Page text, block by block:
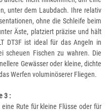
unter dem Laubdach. Ihre relativ
ohne die Schleife beim
Äste, platziert präzise und hält
DT3F ist ideal für das Angeln in
scheuen Fischen zu wahren. Die
Gewässer oder kleine, dichte
Werfen voluminöserer Fliegen.
3 :
eine Rute für kleine Flüsse oder für